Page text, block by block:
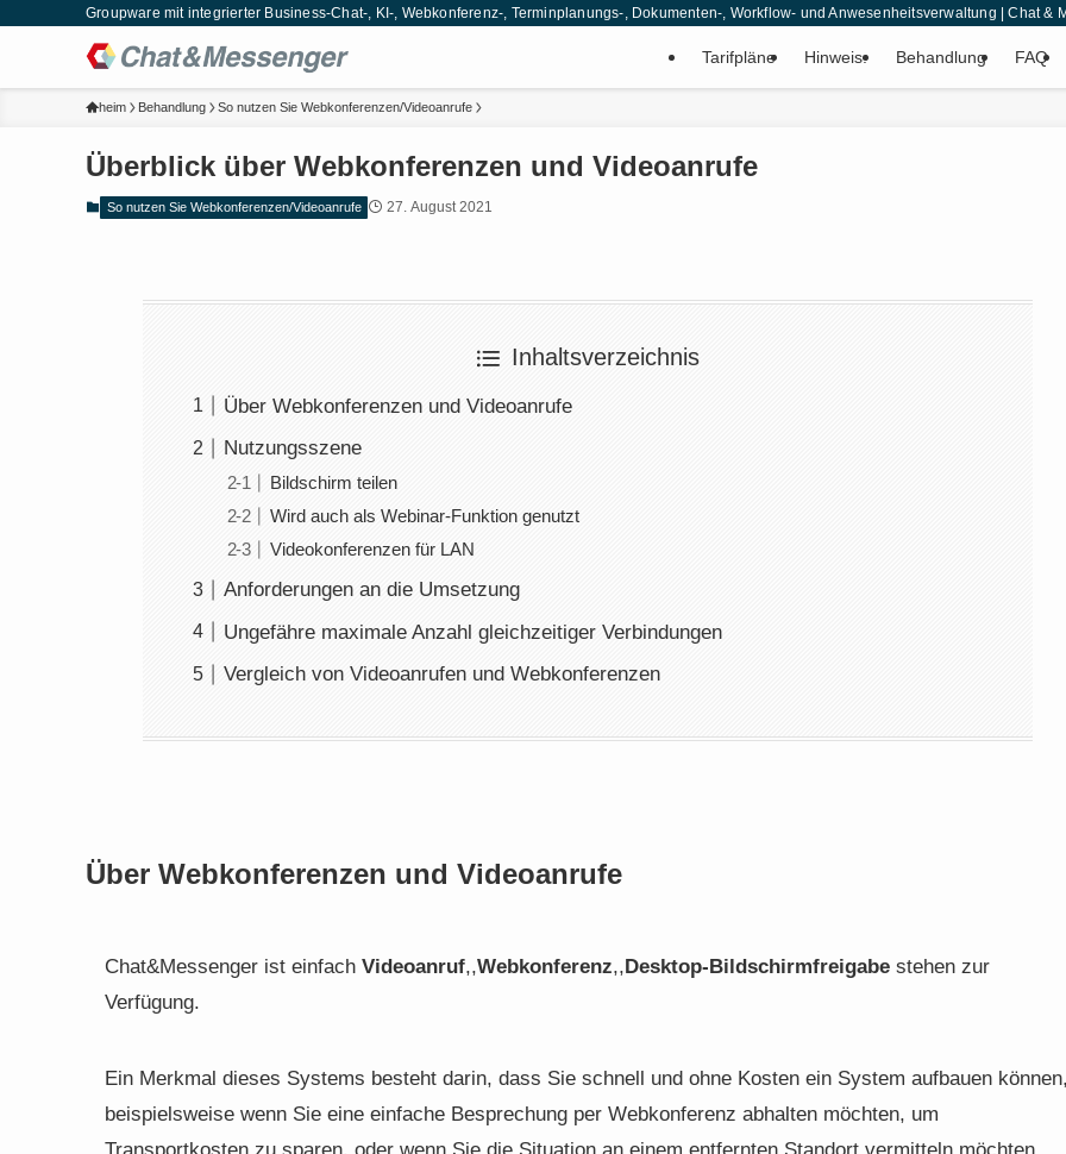
Groupware mit integrierter Business-Chat-, KI-, Webkonferenz-, Terminplanungs-, Dokumenten-, Workflow- und Anwesenheitsverwaltung | Chat &
Tarifpläne Hinweis. Behandlung FAQ
heim Behandlung So nutzen Sie Webkonferenzen/Videoanrufe
Überblick über Webkonferenzen und Videoanrufe
So nutzen Sie Webkonferenzen/Videoanrufe 27. August 2021
Inhaltsverzeichnis
Über Webkonferenzen und Videoanrufe
Nutzungsszene
Bildschirm teilen
Wird auch als Webinar-Funktion genutzt
Videokonferenzen für LAN
Anforderungen an die Umsetzung
Ungefähre maximale Anzahl gleichzeitiger Verbindungen
Vergleich von Videoanrufen und Webkonferenzen
Über Webkonferenzen und Videoanrufe
Chat&Messenger ist einfach Videoanruf,,Webkonferenz,, Desktop-Bildschirmfreigabe stehen zur
Verfügung.
Ein Merkmal dieses Systems besteht darin, dass Sie schnell und ohne Kosten ein System aufbauen
beispielsweise wenn Sie eine einfache Besprechung per Webkonferenz abhalten möchten, um